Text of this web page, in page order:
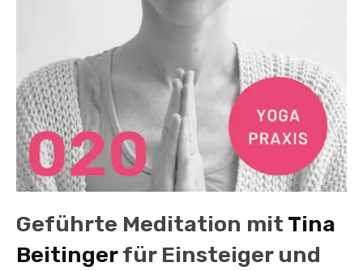
Geführte Meditation mit Tina
Beitingerfür Einsteiger und